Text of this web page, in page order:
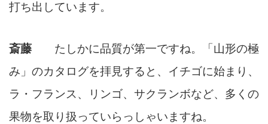
打ち出しています。
斎藤 たしかに品質が第一ですね。「山形の極
み」のカタログを拝見すると、イチゴに始まり、
ラ・フランス、リンゴ、サクランボなど、多くの
果物を取り扱っていらっしゃいますね。